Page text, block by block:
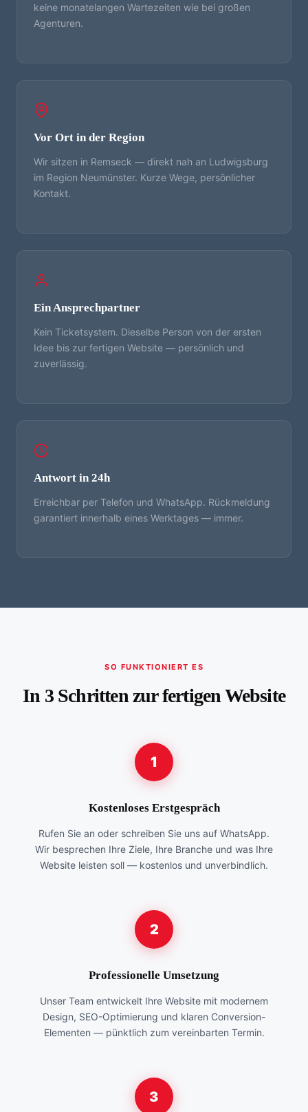
keine monatelangen Wartezeiten wie bei großen
Agenturen.
Vor Ort in der Region
Wir sitzen in Remseck — direkt nah an Ludwigsburg
im Region Neumünster. Kurze Wege, persönlicher
Kontakt.
Ein Ansprechpartner
Kein Ticketsystem. Dieselbe Person von der ersten
Idee bis zur fertigen Website — persönlich und
zuverlässig.
Antwort in 24h
Erreichbar per Telefon und WhatsApp. Rückmeldung
garantiert innerhalb eines Werktages — immer.
SO FUNKTIONIERT ES
In 3 Schritten zur fertigen Website
1
Kostenloses Erstgespräch
Rufen Sie an oder schreiben Sie uns auf WhatsApp.
Wir besprechen Ihre Ziele, Ihre Branche und was Ihre
Website leisten soll — kostenlos und unverbindlich.
2
Professionelle Umsetzung
Unser Team entwickelt Ihre Website mit modernem
Design, SEO-Optimierung und klaren Conversion-
Elementen — pünktlich zum vereinbarten Termin.
3